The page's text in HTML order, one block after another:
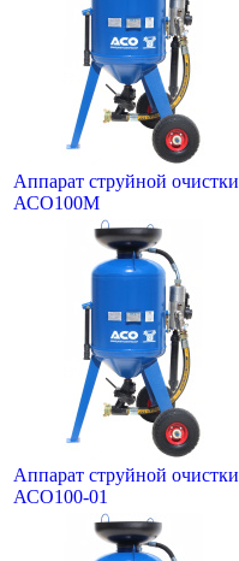
Аппарат струйной очистки
АСО100М
Аппарат струйной очистки
АСО100-01